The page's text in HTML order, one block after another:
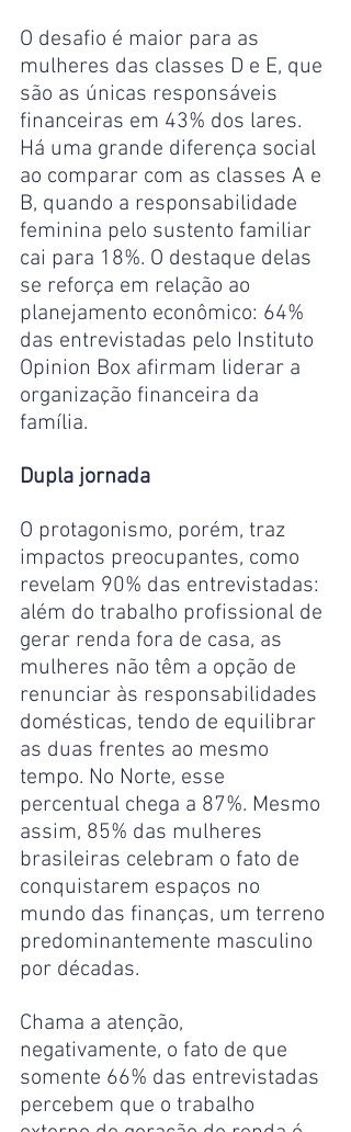
O desafio é maior para as
mulheres das classes D e E, que
são as únicas responsáveis
financeiras em 43% dos lares.
Há uma grande diferença social
ao comparar com as classes A e
B, quando a responsabilidade
feminina pelo sustento familiar
cai para 18%. O destaque delas
se reforça em relação ao
planejamento econômico: 64%
das entrevistadas pelo Instituto
Opinion Box afirmam liderar a
organização financeira da
família.
Dupla jornada
O protagonismo, porém, traz
impactos preocupantes, como
revelam 90% das entrevistadas:
além do trabalho profissional de
gerar renda fora de casa, as
mulheres não têm a opção de
renunciar às responsabilidades
domésticas, tendo de equilibrar
as duas frentes ao mesmo
tempo. No Norte, esse
percentual chega a 87%. Mesmo
assim, 85% das mulheres
brasileiras celebram o fato de
conquistarem espaços no
mundo das finanças, um terreno
predominantemente masculino
por décadas.
Chama a atenção,
negativamente, o fato de que
somente 66% das entrevistadas
percebem que o trabalho